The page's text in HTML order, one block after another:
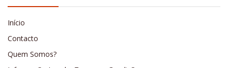
Início
Contacto
Quem Somos?